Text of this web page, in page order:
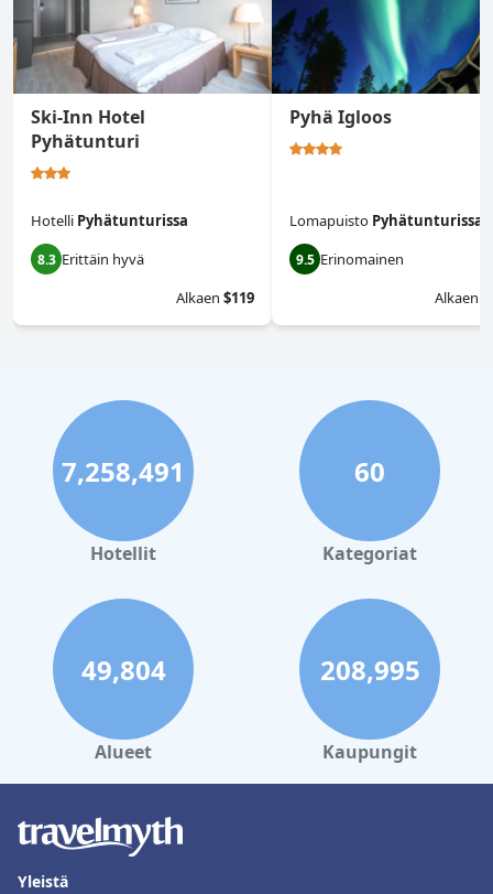
Ski-Inn Hotel
Pyhätunturi
Hotelli Pyhätunturissa
8.3 Erittäin hyvä
Alkaen $119
Pyhä Igloos
Lomapuisto Pyhätunturissa
9.5 Erinomainen
Alkaen
7,258,491
Hotellit
60
Kategoriat
49,804
Alueet
208,995
Kaupungit
Yleistä